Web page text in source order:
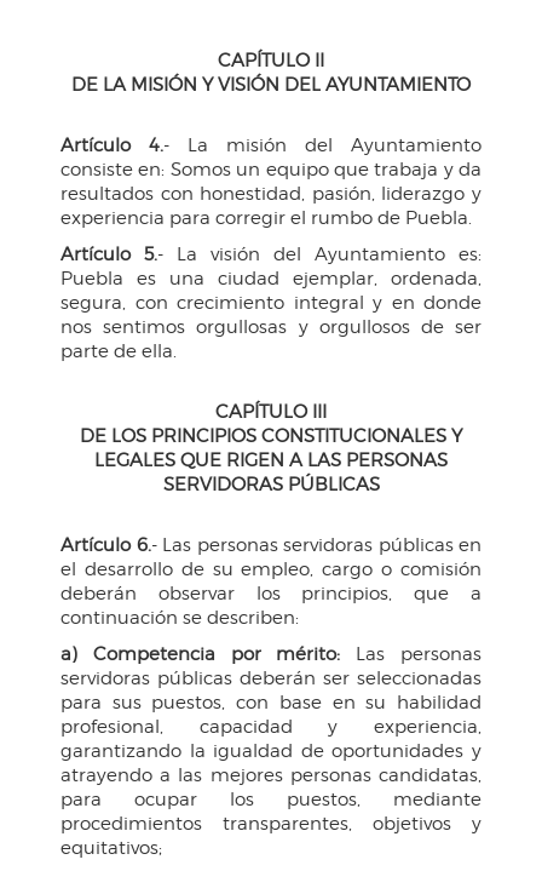
CAPÍTULO II
DE LA MISIÓN Y VISIÓN DEL AYUNTAMIENTO
Artículo 4.- La misión del Ayuntamiento
consiste en: Somos un equipo que trabaja y da
resultados con honestidad, pasión, liderazgo y
experiencia para corregir el rumbo de Puebla.
Artículo 5.- La visión del Ayuntamiento es:
Puebla es una ciudad ejemplar, ordenada,
segura, con crecimiento integral y en donde
nos sentimos orgullosas y orgullosos de ser
parte de ella.
CAPÍTULO III
DE LOS PRINCIPIOS CONSTITUCIONALES Y
LEGALES QUE RIGEN A LAS PERSONAS
SERVIDORAS PÚBLICAS
Artículo 6.- Las personas servidoras públicas en
el desarrollo de su empleo, cargo o comisión
deberán observar los principios, que a
continuación se describen:
a) Competencia por mérito: Las personas
servidoras públicas deberán ser seleccionadas
para sus puestos, con base en su habilidad
profesional, capacidad y experiencia,
garantizando la igualdad de oportunidades y
atrayendo a las mejores personas candidatas,
para ocupar los puestos, mediante
procedimientos transparentes, objetivos y
equitativos;